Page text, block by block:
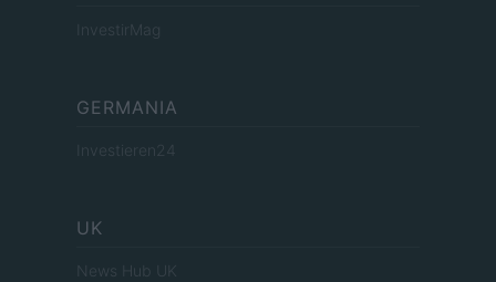
InvestirMag
GERMANIA
Investieren24
UK
News Hub UK